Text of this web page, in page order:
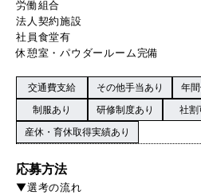
労働組合
法人契約施設
社員食堂有
休憩室・パウダールーム完備
交通費支給 その他手当あり
年
制服あり
研修制度あり
社割
産休・育休取得実績あり
応募方法
▼選考の流れ